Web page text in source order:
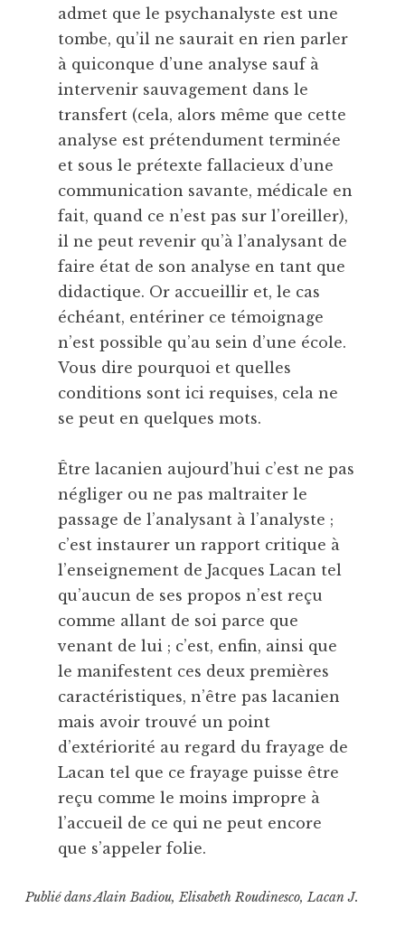
admet que le psychanalyste est une
tombe, qu’il ne saurait en rien parler
à quiconque d’une analyse sauf à
intervenir sauvagement dans le
transfert (cela, alors même que cette
analyse est prétendument terminée
et sous le prétexte fallacieux d’une
communication savante, médicale en
fait, quand ce n’est pas sur l’oreiller),
il ne peut revenir qu’à l’analysant de
faire état de son analyse en tant que
didactique. Or accueillir et, le cas
échéant, entériner ce témoignage
n’est possible qu’au sein d’une école.
Vous dire pourquoi et quelles
conditions sont ici requises, cela ne
se peut en quelques mots.
Être lacanien aujourd’hui c’est ne pas
négliger ou ne pas maltraiter le
passage de l’analysant à l’analyste ;
c’est instaurer un rapport critique à
l’enseignement de Jacques Lacan tel
qu’aucun de ses propos n’est reçu
comme allant de soi parce que
venant de lui ; c’est, enfin, ainsi que
le manifestent ces deux premières
caractéristiques, n’être pas lacanien
mais avoir trouvé un point
d’extériorité au regard du frayage de
Lacan tel que ce frayage puisse être
reçu comme le moins impropre à
l’accueil de ce qui ne peut encore
que s’appeler folie.
Publié dansAlain Badiou, Elisabeth Roudinesco, Lacan J.